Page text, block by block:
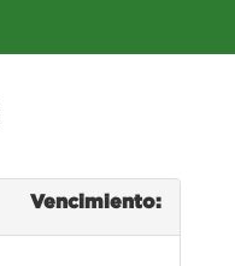
Vencimiento: